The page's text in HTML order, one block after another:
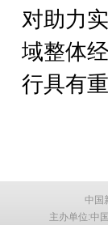
对助力
域整体
行具有
中国
主办单位:中